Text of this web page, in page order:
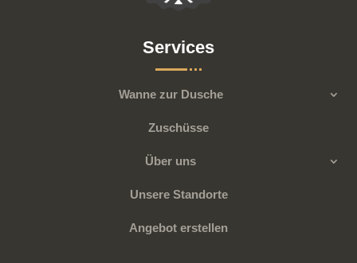
Services
Wanne zur Dusche
Zuschüsse
Über uns
Unsere Standorte
Angebot erstellen